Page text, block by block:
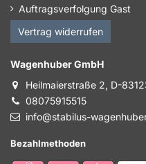
Auftragsverfolgung Gast
Vertrag widerrufen
Wagenhuber GmbH
Heilmaierstraße 2, D-
08075915515
info@stabilus-
Bezahlmethoden